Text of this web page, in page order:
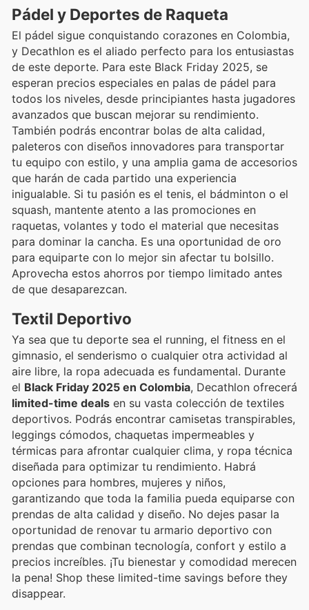
Pádel y Deportes de Raqueta
El pádel sigue conquistando corazones en Colombia,
y Decathlon es el aliado perfecto para los entusiastas
de este deporte. Para este Black Friday 2025, se
esperan precios especiales en palas de pádel para
todos los niveles, desde principiantes hasta jugadores
avanzados que buscan mejorar su rendimiento.
También podrás encontrar bolas de alta calidad,
paleteros con diseños innovadores para transportar
tu equipo con estilo, y una amplia gama de accesorios
que harán de cada partido una experiencia
inigualable. Si tu pasión es el tenis, el bádminton o el
squash, mantente atento a las promociones en
raquetas, volantes y todo el material que necesitas
para dominar la cancha. Es una oportunidad de oro
para equiparte con lo mejor sin afectar tu bolsillo.
Aprovecha estos ahorros por tiempo limitado antes
de que desaparezcan.
Textil Deportivo
Ya sea que tu deporte sea el running, el fitness en el
gimnasio, el senderismo o cualquier otra actividad al
aire libre, la ropa adecuada es fundamental. Durante
el Black Friday 2025 en Colombia, Decathlon ofrecerá
limited-time deals en su vasta colección de textiles
deportivos. Podrás encontrar camisetas transpirables,
leggings cómodos, chaquetas impermeables y
térmicas para afrontar cualquier clima, y ropa técnica
diseñada para optimizar tu rendimiento. Habrá
opciones para hombres, mujeres y niños,
garantizando que toda la familia pueda equiparse con
prendas de alta calidad y diseño. No dejes pasar la
oportunidad de renovar tu armario deportivo con
prendas que combinan tecnología, confort y estilo a
precios increíbles. ¡Tu bienestar y comodidad merecen
la pena! Shop these limited-time savings before they
disappear.